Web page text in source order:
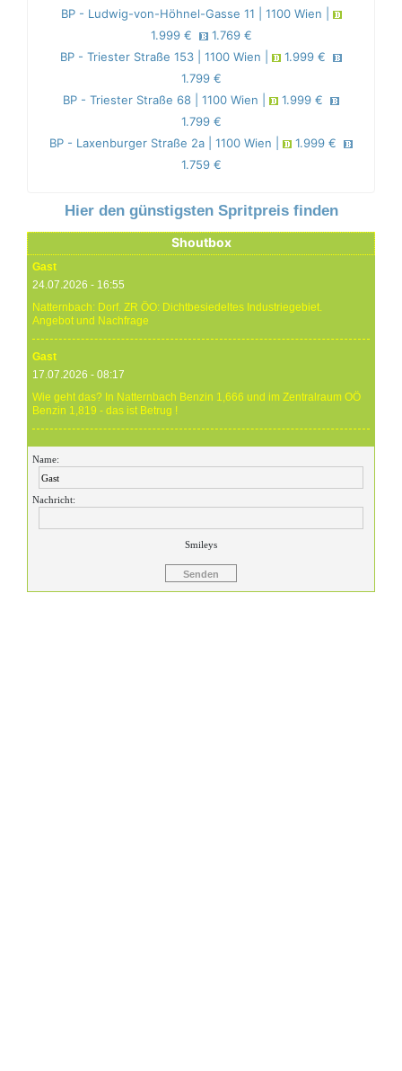
BP - Ludwig-von-Höhnel-Gasse 11 | 1100 Wien |
1.999 €
1.769 €
BP - Triester Straße 153 | 1100 Wien |
1.999 €
1.799 €
BP - Triester Straße 68 | 1100 Wien |
1.999 €
1.799 €
BP - Laxenburger Straße 2a | 1100 Wien |
1.999 €
1.759 €
Hier den günstigsten Spritpreis finden
Shoutbox
Gast
24.07.2026 - 16:55
Natternbach: Dorf. ZR ÖO: Dichtbesiedeltes Industriegebiet.
Angebot und Nachfrage
Gast
17.07.2026 - 08:17
Wie geht das? In Natternbach Benzin 1,666 und im Zentralraum OÖ
Benzin 1,819 - das ist Betrug !
Gast
17.07.2026 - 07:05
Eure Preise eher Märchenstunde :-) Vorort nix zu sehen !
24.06.26 20.00 Uhr OMV Attnang: Der hier angegebene Dieselpreis
mit 1,699 ist aktuell ein viel höherer....
Name:
Nachricht:
Smileys